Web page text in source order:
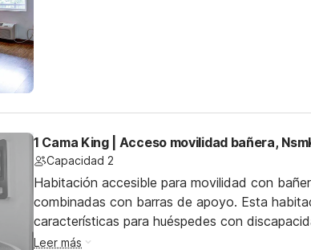
1 Cama King | Acceso movilidad bañera,
Capacidad 2
Habitación accesible para movilidad con
combinadas con barras de apoyo. Esta
características para huéspedes con
Leer más